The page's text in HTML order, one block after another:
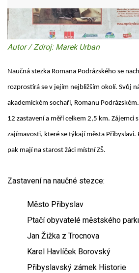
Autor / Zdroj: Marek Urban
Naučná stezka Romana Podrázského se
rozprostírá se v jejím nejbližším okolí. Svůj
akademickém sochaři, Romanu
12 zastavení a měří celkem 2,5 km. Zájemci
zajímavosti, které se týkají města Přibyslavi.
pak mají na starost žáci místní ZŠ.
Zastavení na naučné stezce:
Město Přibyslav
Ptačí obyvatelé městského
Jan Žižka z Trocnova
Karel Havlíček Borovský
Přibyslavský zámek Historie